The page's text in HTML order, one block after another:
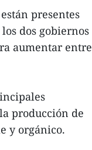
presentes
dos gobiernos
aumentar entre
producción de
y orgánico.